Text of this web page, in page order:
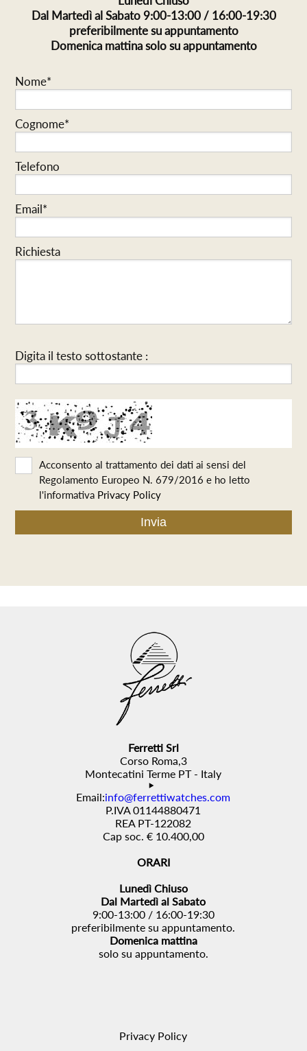
Dal Martedì al Sabato 9:00-13:00 / 16:00-19:30
preferibilmente su appuntamento
Domenica mattina solo su appuntamento
Nome*
Cognome*
Telefono
Email*
Richiesta
Digita il testo sottostante :
Acconsento al trattamento dei dati ai sensi del
Regolamento Europeo N. 679/2016 e ho letto
l'informativa Privacy Policy
Ferretti Srl
Corso Roma,3
Montecatini Terme PT - Italy
Email:info@ferrettiwatches.com
P.IVA 01144880471
REA PT-122082
Cap soc. € 10.400,00
ORARI
Lunedì Chiuso
Dal Martedì al Sabato
9:00-13:00 / 16:00-19:30
preferibilmente su appuntamento.
Domenica mattina
solo su appuntamento.
Privacy Policy